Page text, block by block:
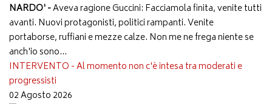
NARDO' -Aveva ragione Guccini: Facciamola finita, venite tutti
avanti. Nuovi protagonisti, politici rampanti. Venite
portaborse, ruffiani e mezze calze. Non me ne frega niente se
anch'io sono...
INTERVENTO - Al momento non c'è intesa tra moderati e
progressisti
02 Agosto 2026